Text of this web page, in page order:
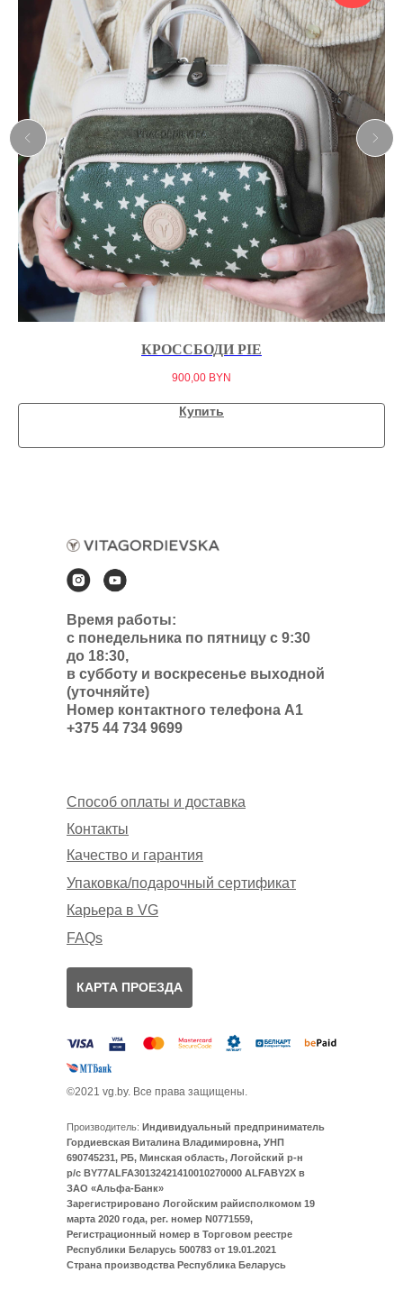
КРОССБОДИ PIE
900,00 BYN
Купить
Время работы:
с понедельника по пятницу с 9:30
до 18:30,
в субботу и воскресенье выходной
(уточняйте)
Номер контактного телефона А1
+375 44 734 9699
Производитель: Индивидуальный предприниматель
Гордиевская Виталина Владимировна, УНП
690745231, РБ, Минская область, Логойский р-н
р/с BY77ALFA30132421410010270000 ALFABY2X в
ЗАО «Альфа-Банк»
Зарегистрировано Логойским райисполкомом 19
марта 2020 года, рег. номер N0771559,
Регистрационный номер в Торговом реестре
Республики Беларусь 500783 от 19.01.2021
Страна производства Республика Беларусь
Способ оплаты и доставка
Контакты
КАРТА ПРОЕЗДА
Упаковка/подарочный сертификат
FAQs
Карьера в VG
©2021 vg.by. Все права защищены.
Качество и гарантия